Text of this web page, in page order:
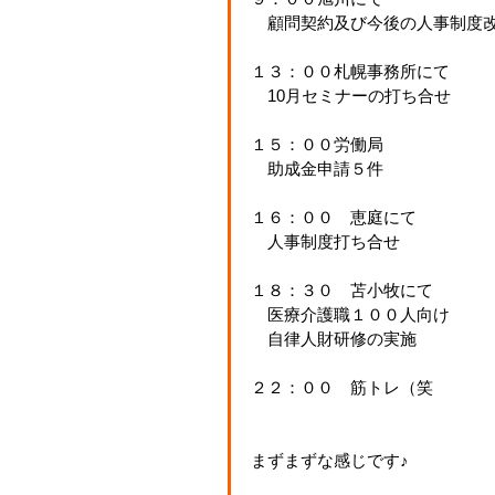
顧問契約及び今後の人事制度
１３：００札幌事務所にて
10月セミナーの打ち合せ
１５：００労働局
助成金申請５件
１６：００　恵庭にて
人事制度打ち合せ
１８：３０　苫小牧にて
医療介護職１００人向け
自律人財研修の実施
２２：００　筋トレ（笑
まずまずな感じです♪